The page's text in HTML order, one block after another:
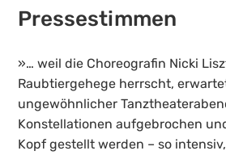
Pressestimmen
»… weil die Choreografin Nicki
Raubtiergehege herrscht,
ungewöhnlicher
Konstellationen aufgebrochen
Kopf gestellt werden – so